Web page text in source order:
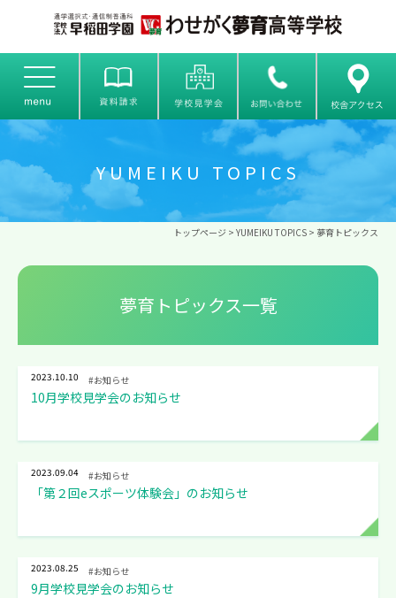
YUMEIKU TOPICS
トップページ > YUMEIKU TOPICS > 夢育トピックス
夢育トピックス一覧
2023.10.10 #お知らせ
10月学校見学会のお知らせ
2023.09.04 #お知らせ
「第２回eスポーツ体験会」のお知らせ
2023.08.25 #お知らせ
9月学校見学会のお知らせ